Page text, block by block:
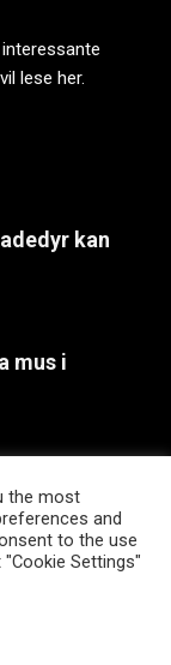
lese her.
kan
mus i
for
the most
and
to the use
Settings"